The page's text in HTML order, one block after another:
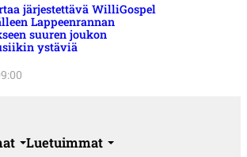
järjestettävä WilliGospel
Lappeenrannan
suuren joukon
ystäviä
Luetuimmat